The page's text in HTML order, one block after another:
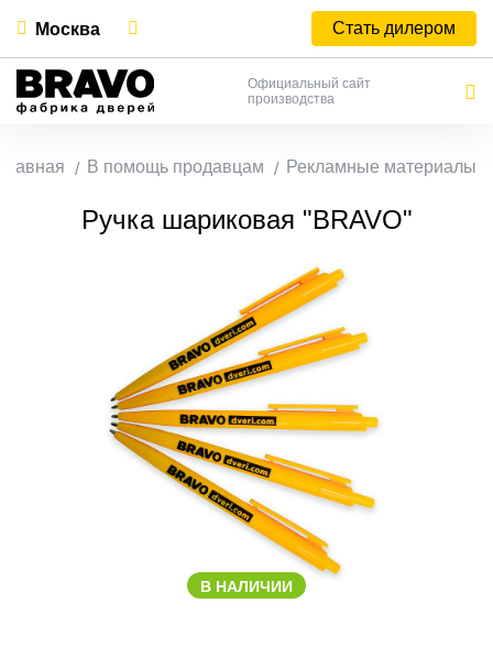
Москва Стать дилером
Официальный сайт
производства
В помощь продавцам Рекламные материалы
Ручка шариковая "BRAVO"
В НАЛИЧИИ